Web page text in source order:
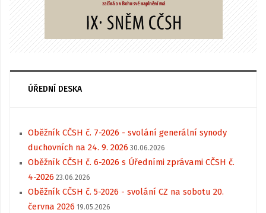
ÚŘEDNÍ DESKA
Oběžník CČSH č. 7-2026 - svolání generální synody
duchovních na 24. 9. 2026 30.06.2026
Oběžník CČSH č. 6-2026 s Úředními zprávami CČSH č.
4-2026 23.06.2026
Oběžník CČSH č. 5-2026 - svolání CZ na sobotu 20.
června 2026 19.05.2026